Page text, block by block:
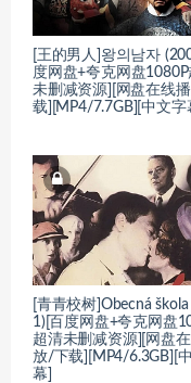
[王的男人]왕의남자
度网盘+夸克网盘
未删减资源][网盘在线
载][MP4/7.7GB][中文字
[青青校树]Obecná
1)[百度网盘+夸克网盘
超清未删减资源][网盘
放/下载][MP4/6.3GB][
幕]